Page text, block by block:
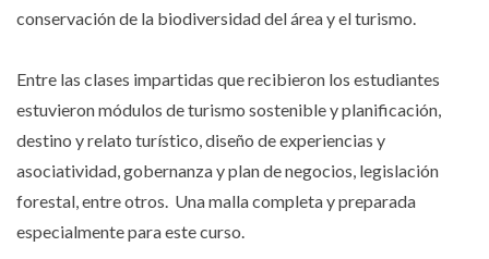
conservación de la biodiversidad del área y el turismo.
Entre las clases impartidas que recibieron los estudiantes
estuvieron módulos de turismo sostenible y planificación,
destino y relato turístico, diseño de experiencias y
asociatividad, gobernanza y plan de negocios, legislación
forestal, entre otros. Una malla completa y preparada
especialmente para este curso.